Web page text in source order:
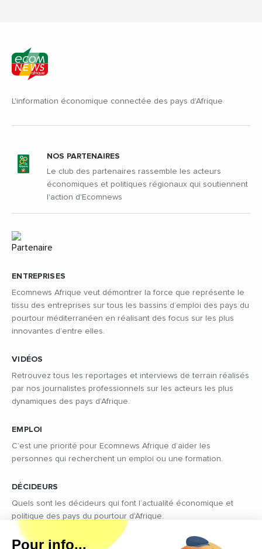
L'information économique connectée des pays d'Afrique
ENTREPRISES
Ecomnews Afrique veut démontrer la force que représente le
tissu des entreprises sur tous les bassins d’emploi des pays du
pourtour méditerranéen en réalisant des focus sur les plus
innovantes d’entre elles.
VIDÉOS
Retrouvez tous les reportages et interviews de terrain réalisés
par nos journalistes professionnels sur les acteurs les plus
dynamiques des pays d'Afrique.
EMPLOI
C’est une priorité pour Ecomnews Afrique d’aider les
personnes qui recherchent un emploi ou une formation.
DÉCIDEURS
Quels sont les décideurs qui font l’actualité économique et
politique des pays du pourtour d'Afrique.
NOS PARTENAIRES
Le club des partenaires rassemble les acteurs
économiques et politiques régionaux qui soutiennent
l'action d'Ecomnews